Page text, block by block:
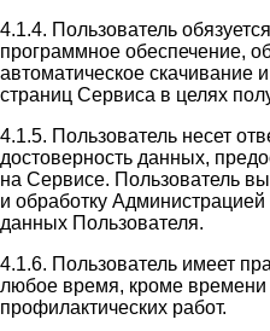
4.1.4. Пользователь
программное обеспечение,
автоматическое скачивание
страниц Сервиса в целях
4.1.5. Пользователь несет
достоверность данных,
на Сервисе. Пользователь
и обработку
данных Пользователя.
4.1.6. Пользователь имеет
любое время, кроме времени
профилактических работ.